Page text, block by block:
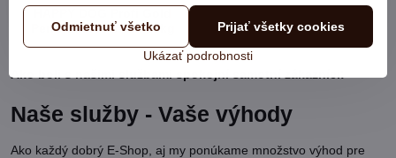
Performance 34/24 20kg
Ako boli s našimi službami spokojní samotní zákazníci:
Naše služby - Vaše výhody
Ako každý dobrý E-Shop, aj my ponúkame množstvo výhod pre
Ukázať podrobnosti
Prijať všetky cookies
Odmietnuť všetko